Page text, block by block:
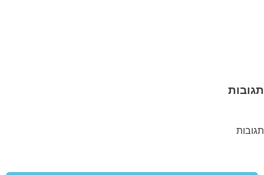
תגובות
תגובות